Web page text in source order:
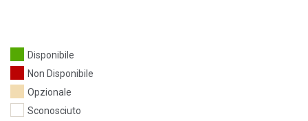
Disponibile
Non Disponibile
Opzionale
Sconosciuto